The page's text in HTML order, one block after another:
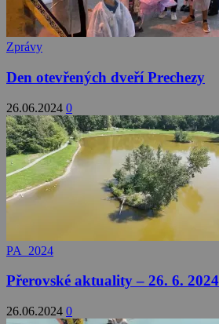
Zprávy
Den otevřených dveří Prechezy
26.06.2024 0
PA_2024
Přerovské aktuality – 26. 6. 2024
26.06.2024 0